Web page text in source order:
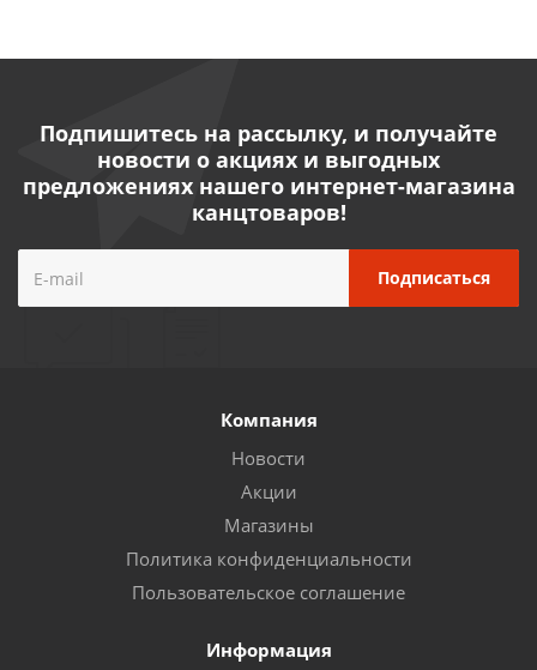
Подпишитесь на рассылку, и получайте
новости о акциях и выгодных
предложениях нашего интернет-магазина
канцтоваров!
Компания
Новости
Акции
Магазины
Политика конфиденциальности
Пользовательское соглашение
Информация